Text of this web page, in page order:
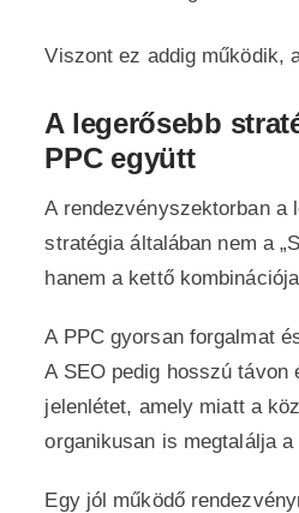
Viszont ez addig működik,
A legerősebb
PPC együtt
A rendezvényszektorban a
stratégia általában nem a
hanem a kettő
A PPC gyorsan forgalmat
A SEO pedig hosszú távon
jelenlétet, amely miatt a
organikusan is megtalálja a
Egy jól működő